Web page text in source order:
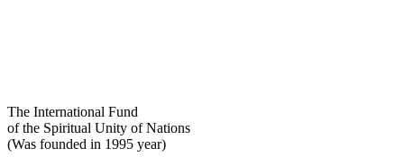
The International Fund
of the Spiritual Unity of Nations
(Was founded in 1995 year)